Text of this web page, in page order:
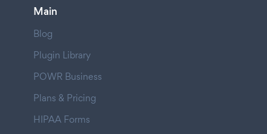
Main
Blog
Plugin Library
POWR Business
Plans & Pricing
HIPAA Forms